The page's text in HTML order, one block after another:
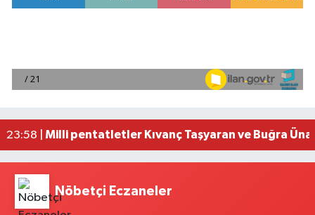
00:39 |
Mersin'de uyuşturucu operasyonunda 190
23:58 | Milli pentatletler Kıvanç Taşyaran ve Buğra
Nöbetçi Eczaneler